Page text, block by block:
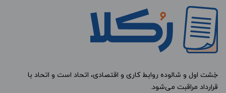
خِشت اول و شالوده روابط کاری و اقتصادی، اتحاد است و اتحاد با
قرارداد مراقبت می‌شود.